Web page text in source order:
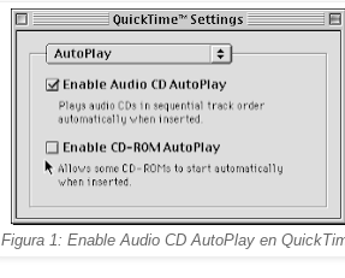
Figura 1: Enable Audio CD AutoPlay en